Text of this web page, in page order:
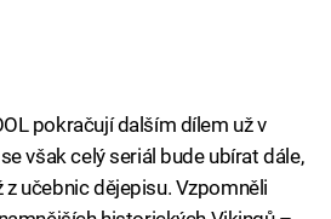
pokračují dalším dílem už v
však celý seriál bude ubírat dále,
učebnic dějepisu. Vzpomněli